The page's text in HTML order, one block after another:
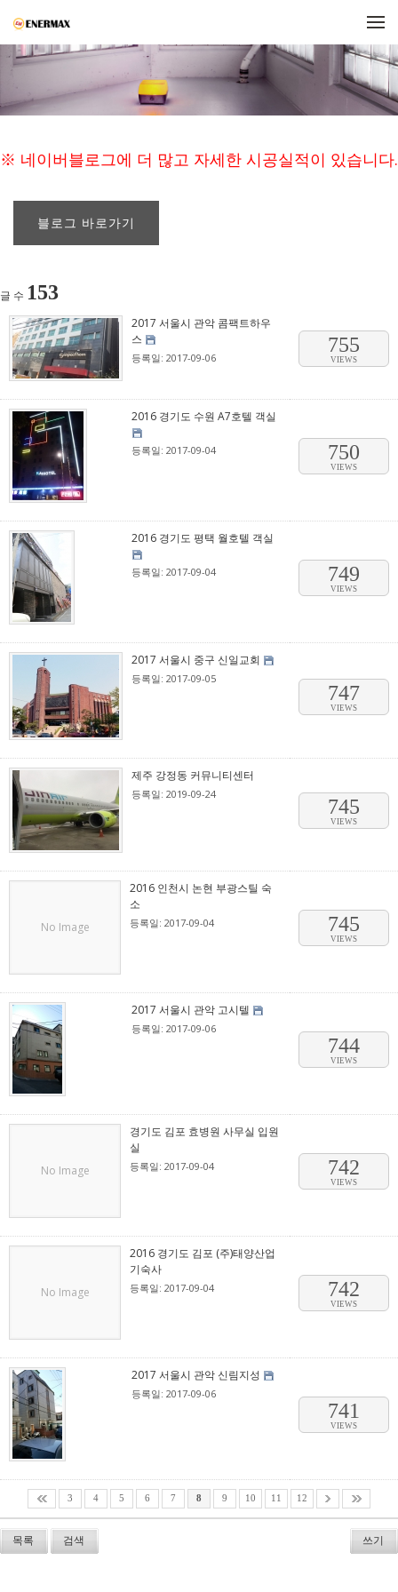
※ 네이버블로그에 더 많고 자세한 시공실적이 있습니다.
블로그 바로가기
글 수 153
2017 서울시 관악 콤팩트하우
스
등록일: 2017-09-06
755
VIEWS
2016 경기도 수원 A7호텔 객실
등록일: 2017-09-04 750
VIEWS
2016 경기도 평택 월호텔 객실
등록일: 2017-09-04 749
VIEWS
2017 서울시 중구 신일교회
등록일: 2017-09-05
747
VIEWS
제주 강정동 커뮤니티센터
등록일: 2019-09-24
745
VIEWS
No Image
2016 인천시 논현 부광스틸 숙
소
등록일: 2017-09-04 745
VIEWS
2017 서울시 관악 고시텔
등록일: 2017-09-06
744
VIEWS
No Image
경기도 김포 효병원 사무실 입원
실
등록일: 2017-09-04 742
VIEWS
No Image
2016 경기도 김포 (주)태양산업
기숙사
등록일: 2017-09-04 742
VIEWS
2017 서울시 관악 신림지성
등록일: 2017-09-06
741
VIEWS
3 4 5 6 7 8 9 10 11 12
목록 검색 쓰기